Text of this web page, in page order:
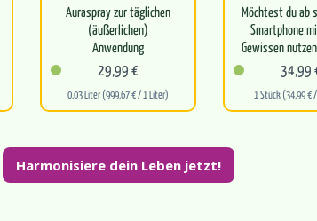
Auraspray zur täglichen
(äußerlichen)
Anwendung
Reinigt dich auf allen
Ebenen zuverlässig von
Parasiten
Baut einen…
29,99 €
0.03 Liter (999,67 € / 1 Liter)
Möchtest du ab
Smartphone
Gewissen
unser Aufkleber
Entstörung
34,99
1 Stück (34,99 €
Harmonisiere dein Leben jetzt!